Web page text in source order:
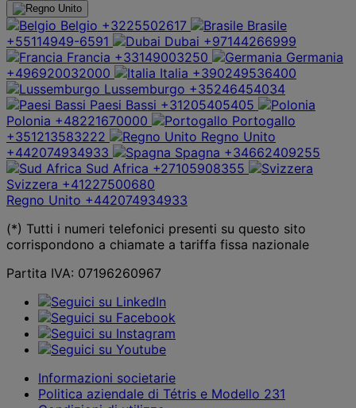
Belgio +3225502617
Brasile
+55114949-6591
Dubai +97144266999
Francia +33149003250
Germania
+496920032000
Italia +390249536400
Lussemburgo +35246454034
Paesi Bassi +31205405405
Polonia +48221670000
Portogallo
+351213583222
Regno Unito
+442074934933
Spagna +34662409255
Sud Africa +27105908355
Svizzera +41227500680
Regno Unito +442074934933
(*) Tutti i numeri telefonici presenti su questo sito
corrispondono a chiamate a tariffa fissa nazionale
Partita IVA: 07196260967
Informazioni societarie
Politica aziendale di Tétris e Modello 231